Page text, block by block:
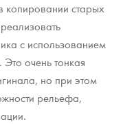
копировании старых
с использованием
очень тонкая
но при этом
рельефа,